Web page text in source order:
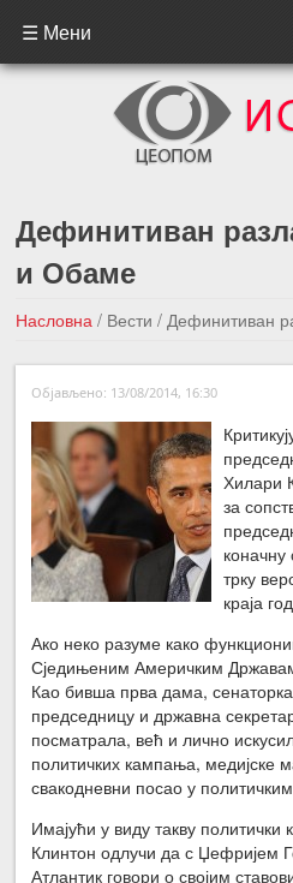
☰ Мени
Дефинитиван
и Обаме
Насловна / Вести/ Дефинитиван
Објављено: 13/08/2014, 16:30
Хилари
за
трку
краја
Ако неко разуме како
Сједињеним Америчким
Као бивша прва дама,
председницу и државна
посматрала, већ и лично
политичких кампања, медијске
свакодневни посао у
Имајући у виду такву политички
Клинтон одлучи да с Џефријем
Атлантик говори о својим